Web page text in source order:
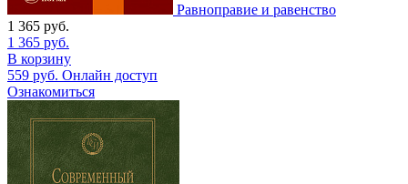
Равноправие и равенство
1 365 руб.
1 365 руб.
В корзину
559 руб. Онлайн доступ
Ознакомиться